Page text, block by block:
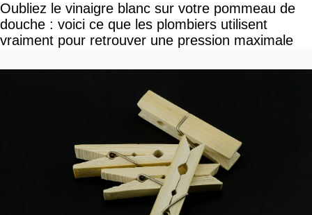
Oubliez le vinaigre blanc sur votre pommeau de
douche : voici ce que les plombiers utilisent
vraiment pour retrouver une pression maximale